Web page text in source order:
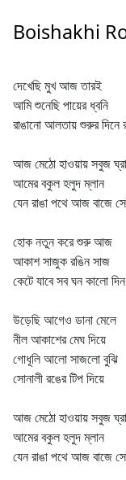
Boishakhi
দেখেছি মুখ আজ তারই
আমি শুনেছি পায়ের ধ্বনি
রাঙানো আলতায় শুরুর দিনে
আজ মেঠো হাওয়ায় সবুজ
আমের বকুল হলুদ ম্লান
যেন রাঙা পথে আজ বাজে
হোক নতুন করে শুরু আজ
আকাশ সাজুক রঙিন সাজ
কেটে যাবে সব ঘন কালো দিন
উড়েছি আগেও ডানা মেলে
নীল আকাশের মেঘ দিয়ে
গোধূলি আলো সাজলো বুঝি
সোনালী রঙের টিপ দিয়ে
আজ মেঠো হাওয়ায় সবুজ
আমের বকুল হলুদ ম্লান
যেন রাঙা পথে আজ বাজে